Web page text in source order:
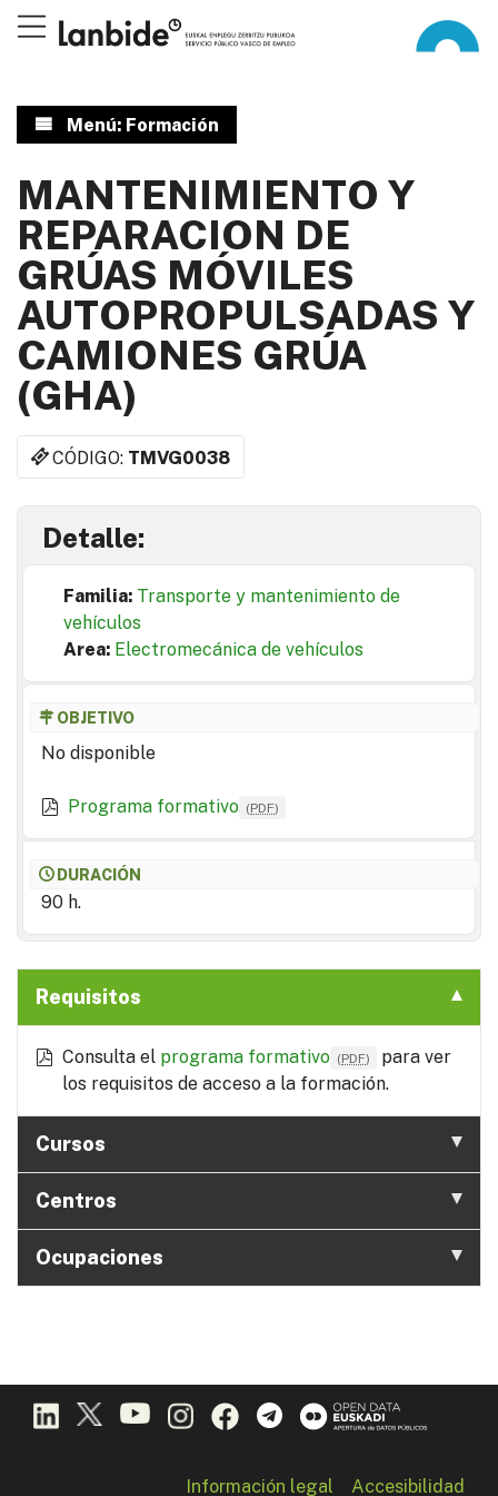
Menú: Formación
MANTENIMIENTO Y
REPARACION DE
GRÚAS MÓVILES
AUTOPROPULSADAS Y
CAMIONES GRÚA
(GHA)
CÓDIGO: TMVG0038
Detalle:
Familia: Transporte y mantenimiento de
vehículos
Area: Electromecánica de vehículos
OBJETIVO
No disponible
Programa formativo (PDF)
DURACIÓN
90 h.
Requisitos
Consulta el programa formativo (PDF)
para ver
los requisitos de acceso a la formación.
Cursos
Centros
Ocupaciones
Información legal Accesibilidad